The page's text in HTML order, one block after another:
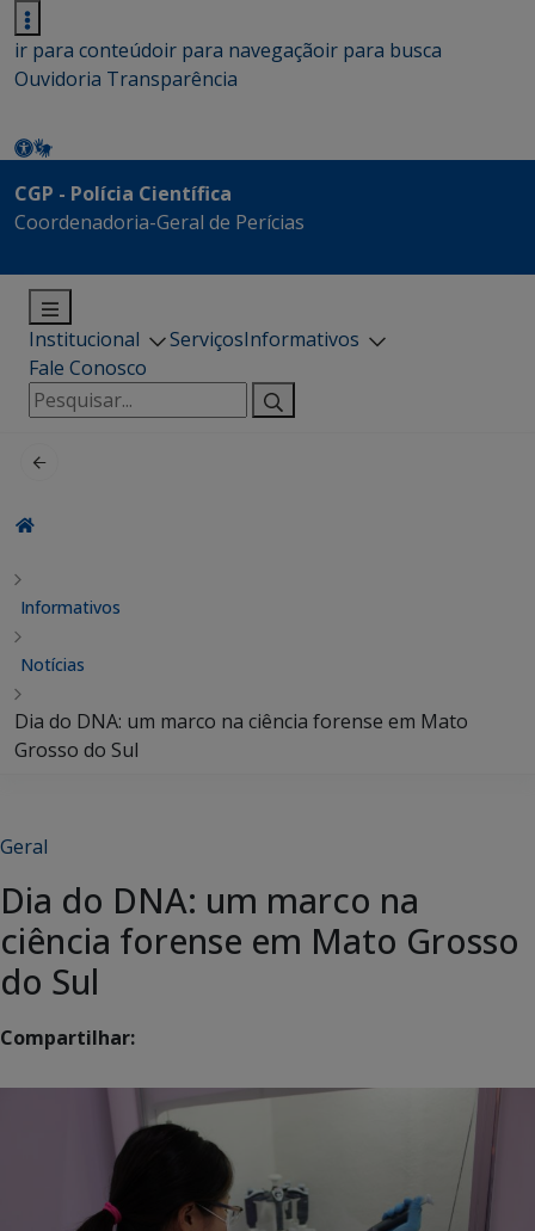
ir para conteúdoir para navegaçãoir para busca
Ouvidoria Transparência
CGP - Polícia Científica
Coordenadoria-Geral de Perícias
Institucional ServiçosInformativos
Fale Conosco
Pesquisar
por:
Informativos
Notícias
Dia do DNA: um marco na ciência forense em Mato
Grosso do Sul
Geral
Dia do DNA: um marco na
ciência forense em Mato Grosso
do Sul
Compartilhar: